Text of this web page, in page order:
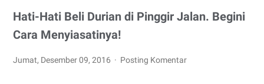
Hati-Hati Beli Durian di Pinggir Jalan. Begini
Cara Menyiasatinya!
Jumat, Desember 09, 2016 Posting Komentar